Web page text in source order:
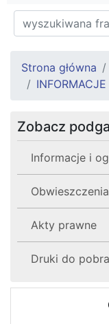
Strona główna
INFORMACJE
Zobacz
Informacje i
Obwieszczenia
Akty prawne
Druki do